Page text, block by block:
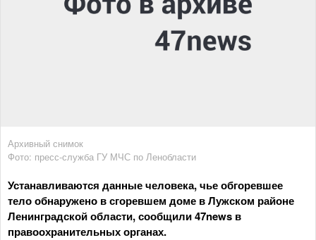
Архивный снимок
Фото: пресс-служба ГУ МЧС по Ленобласти
Устанавливаются данные человека, чье обгоревшее
тело обнаружено в сгоревшем доме в Лужском районе
Ленинградской области, сообщили 47news в
правоохранительных органах.